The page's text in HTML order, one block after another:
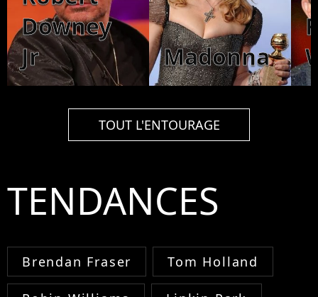
Downey
Jr
Madonna
TOUT L'ENTOURAGE
TENDANCES
Brendan Fraser Tom Holland